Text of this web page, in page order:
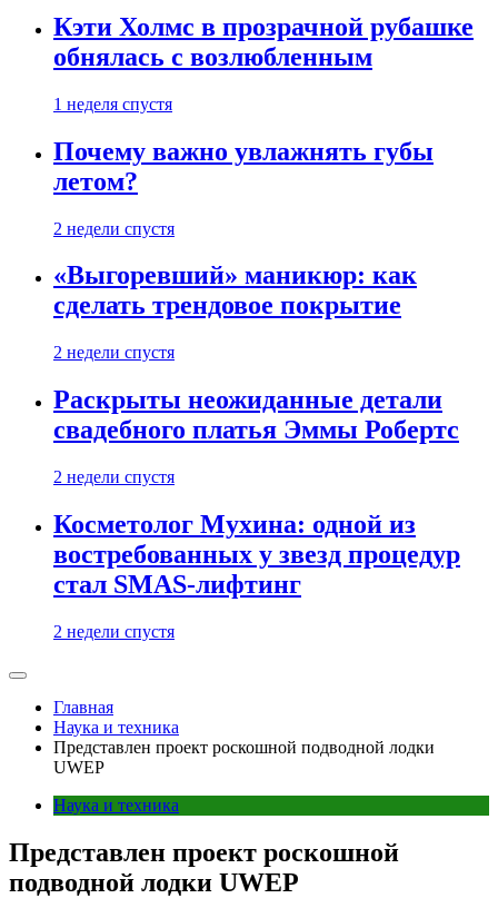
Кэти Холмс в прозрачной рубашке
обнялась с возлюбленным
1 неделя спустя
Почему важно увлажнять губы
летом?
2 недели спустя
«Выгоревший» маникюр: как
сделать трендовое покрытие
2 недели спустя
Раскрыты неожиданные детали
свадебного платья Эммы Робертс
2 недели спустя
Косметолог Мухина: одной из
востребованных у звезд процедур
стал SMAS-лифтинг
2 недели спустя
Главная
Наука и техника
Представлен проект роскошной подводной лодки
UWEP
Наука и техника
Представлен проект роскошной
подводной лодки UWEP